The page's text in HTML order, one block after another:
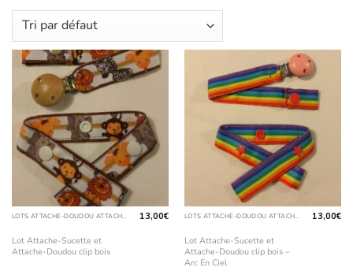
LOTS ATTACHE-DOUDOU ATTACHE-SUCETTE
Lot Attache-Sucette et
Attache-Doudou clip bois
13,00€ LOTS ATTACHE-DOUDOU ATTACHE-SUCETTE
Lot Attache-Sucette et
Attache-Doudou clip bois –
Arc En Ciel
13,00€